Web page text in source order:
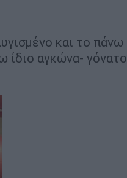
και το πάνω
αγκώνα- γόνατο